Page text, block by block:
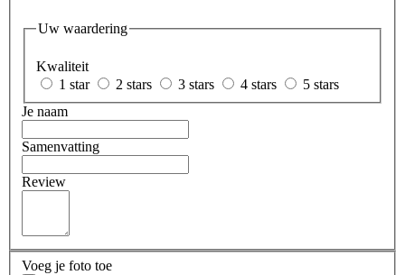
Uw waardering
Kwaliteit
1 star
2 stars 3 stars 4 stars
5 stars
Je naam
Samenvatting
Review
Voeg je foto toe